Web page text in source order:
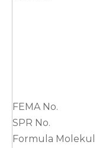
FEMA No.
SPR No.
Formula Molekul